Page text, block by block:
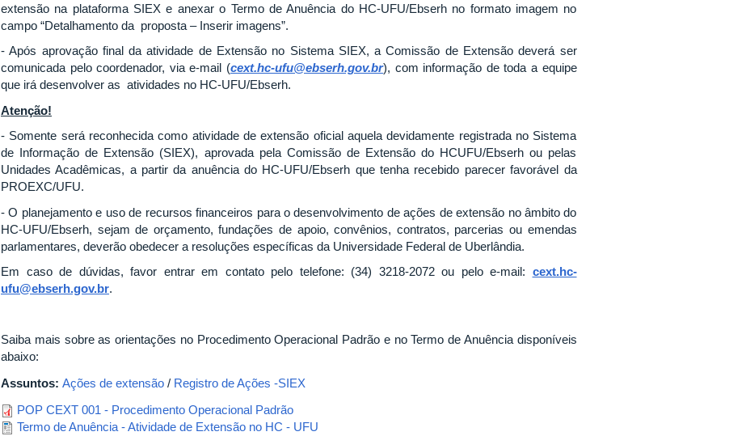
extensão na plataforma SIEX e anexar o Termo de Anuência do HC-UFU/Ebserh no formato imagem no
campo “Detalhamento da proposta – Inserir imagens”.
- Após aprovação final da atividade de Extensão no Sistema SIEX, a Comissão de Extensão deverá ser
comunicada pelo coordenador, via e-mail (cext.hc-ufu@ebserh.gov.br), com informação de toda a equipe
que irá desenvolver as atividades no HC-UFU/Ebserh.
Atenção!
- Somente será reconhecida como atividade de extensão oficial aquela devidamente registrada no Sistema
de Informação de Extensão (SIEX), aprovada pela Comissão de Extensão do HCUFU/Ebserh ou pelas
Unidades Acadêmicas, a partir da anuência do HC-UFU/Ebserh que tenha recebido parecer favorável da
PROEXC/UFU.
- O planejamento e uso de recursos financeiros para o desenvolvimento de ações de extensão no âmbito do
HC-UFU/Ebserh, sejam de orçamento, fundações de apoio, convênios, contratos, parcerias ou emendas
parlamentares, deverão obedecer a resoluções específicas da Universidade Federal de Uberlândia.
Em caso de dúvidas, favor entrar em contato pelo telefone: (34) 3218-2072 ou pelo e-mail: cext.hc-
ufu@ebserh.gov.br.
Saiba mais sobre as orientações no Procedimento Operacional Padrão e no Termo de Anuência disponíveis
abaixo:
Assuntos: Ações de extensão / Registro de Ações -SIEX
POP CEXT 001 - Procedimento Operacional Padrão
Termo de Anuência - Atividade de Extensão no HC - UFU